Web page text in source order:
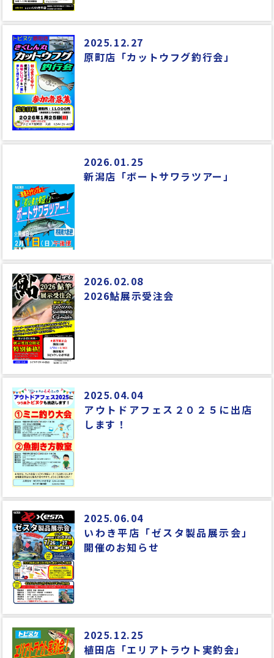
2025.12.27
原町店「カットウフグ釣行会」
2026.01.25
新潟店「ボートサワラツアー」
2026.02.08
2026鮎展示受注会
2025.04.04
アウトドアフェス２０２５に出店
します！
2025.06.04
いわき平店「ゼスタ製品展示会」
開催のお知らせ
2025.12.25
植田店「エリアトラウト実釣会」